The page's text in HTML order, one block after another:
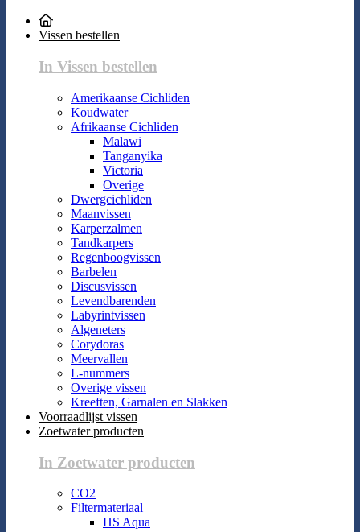
Vissen bestellen
In Vissen bestellen
Amerikaanse Cichliden
Koudwater
Afrikaanse Cichliden
Malawi
Tanganyika
Victoria
Overige
Dwergcichliden
Maanvissen
Karperzalmen
Tandkarpers
Regenboogvissen
Barbelen
Discusvissen
Levendbarenden
Labyrintvissen
Algeneters
Corydoras
Meervallen
L-nummers
Overige vissen
Kreeften, Garnalen en Slakken
Voorraadlijst vissen
Zoetwater producten
In Zoetwater producten
CO2
Filtermateriaal
HS Aqua